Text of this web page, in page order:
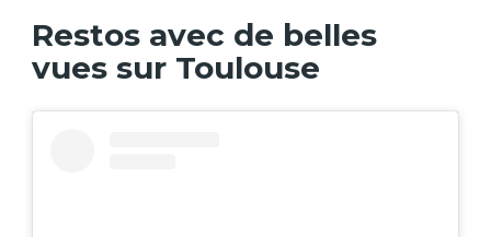
Restos avec de belles
vues sur Toulouse